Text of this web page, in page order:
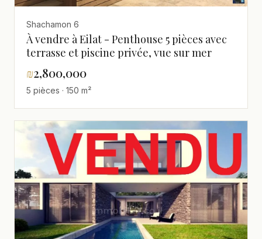
Shachamon 6
À vendre à Eilat - Penthouse 5 pièces avec
terrasse et piscine privée, vue sur mer
₪2,800,000
5 pièces · 150 m²